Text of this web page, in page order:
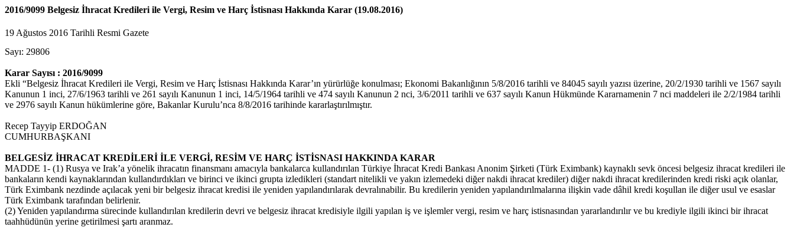
2016/9099 Belgesiz İhracat Kredileri ile Vergi, Resim ve Harç İstisnası Hakkında Karar (19.08.2016)
19 Ağustos 2016 Tarihli Resmi Gazete
Sayı: 29806
Karar Sayısı : 2016/9099
Ekli “Belgesiz İhracat Kredileri ile Vergi, Resim ve Harç İstisnası Hakkında Karar’ın yürürlüğe konulması; Ekonomi Bakanlığının 5/8/2016 tarihli ve 84045 sayılı yazısı üzerine, 20/2/1930 tarihli ve 1567 sayılı
Kanunun 1 inci, 27/6/1963 tarihli ve 261 sayılı Kanunun 1 inci, 14/5/1964 tarihli ve 474 sayılı Kanunun 2 nci, 3/6/2011 tarihli ve 637 sayılı Kanun Hükmünde Kararnamenin 7 nci maddeleri ile 2/2/1984 tarihli
ve 2976 sayılı Kanun hükümlerine göre, Bakanlar Kurulu’nca 8/8/2016 tarihinde kararlaştırılmıştır.
Recep Tayyip ERDOĞAN
CUMHURBAŞKANI
BELGESİZ İHRACAT KREDİLERİ İLE VERGİ, RESİM VE HARÇ İSTİSNASI HAKKINDA KARAR
MADDE 1- (1) Rusya ve Irak’a yönelik ihracatın finansmanı amacıyla bankalarca kullandırılan Türkiye İhracat Kredi Bankası Anonim Şirketi (Türk Eximbank) kaynaklı sevk öncesi belgesiz ihracat kredileri ile
bankaların kendi kaynaklarından kullandırdıkları ve birinci ve ikinci grupta izledikleri (standart nitelikli ve yakın izlemedeki diğer nakdi ihracat krediler) diğer nakdi ihracat kredilerinden kredi riski açık olanlar,
Türk Eximbank nezdinde açılacak yeni bir belgesiz ihracat kredisi ile yeniden yapılandırılarak devralınabilir. Bu kredilerin yeniden yapılandırılmalarına ilişkin vade dâhil kredi koşullan ile diğer usul ve esaslar
Türk Eximbank tarafından belirlenir.
(2) Yeniden yapılandırma sürecinde kullandırılan kredilerin devri ve belgesiz ihracat kredisiyle ilgili yapılan iş ve işlemler vergi, resim ve harç istisnasından yararlandırılır ve bu krediyle ilgili ikinci bir ihracat
taahhüdünün yerine getirilmesi şartı aranmaz.